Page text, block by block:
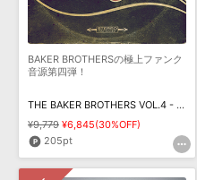
BAKER BROTHERSの極上ファンク
音源第四弾！
THE BAKER BROTHERS VOL.4 - FUNK BURGER
¥9,779 ¥6,845(30%OFF)
205pt